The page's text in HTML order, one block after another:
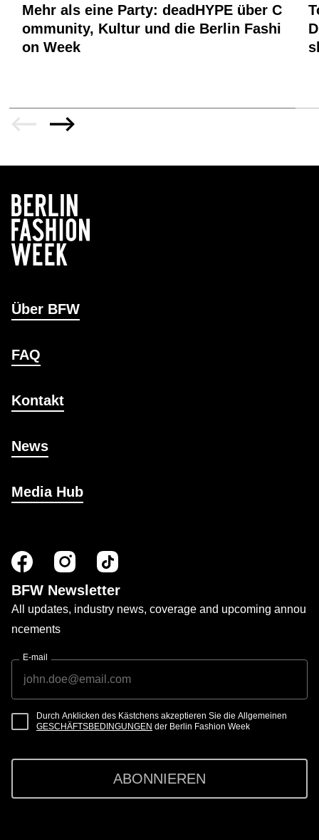
Mehr als eine Party: deadHYPE über C
ommunity, Kultur und die Berlin Fashi
on Week
Über BFW
FAQ
Kontakt
News
Media Hub
BFW Newsletter
All updates, industry news, coverage and upcoming annou
ncements
E-mail
Durch Anklicken des Kästchens akzeptieren Sie die Allgemeinen
GESCHÄFTSBEDINGUNGEN der Berlin Fashion Week
ABONNIEREN